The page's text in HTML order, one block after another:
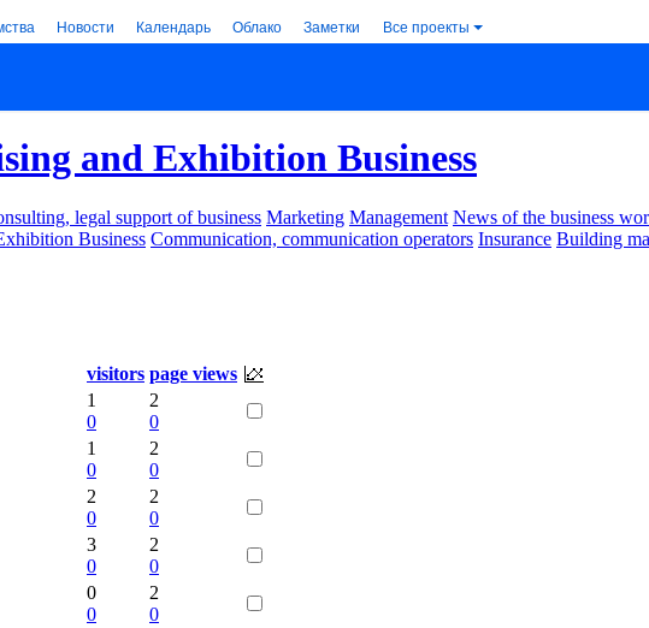
Новости Календарь Облако Заметки Все проекты
and Exhibition Business
legal support of business Marketing Management News of the business
Business Communication, communication operators Insurance Building
visitors page views
1
0
2
0
1
0
2
0
2
0
2
0
3
0
2
0
0
0
2
0